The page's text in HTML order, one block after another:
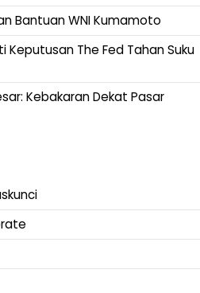
Bantuan WNI Kumamoto
Keputusan The Fed Tahan Suku
Kebakaran Dekat Pasar